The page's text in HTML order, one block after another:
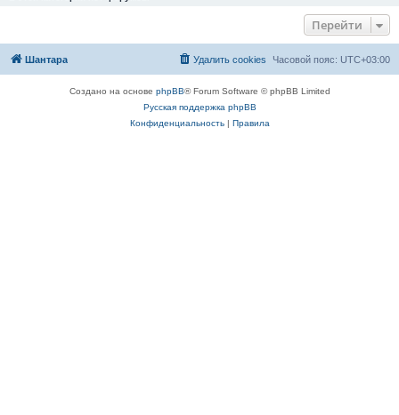
Перейти
Шантара Часовой пояс: UTC+03:00
Удалить cookies
Создано на основе phpBB® Forum Software © phpBB Limited
Русская поддержка phpBB
Конфиденциальность| Правила